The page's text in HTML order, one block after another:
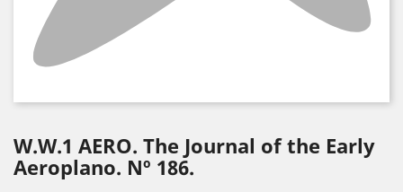
W.W.1 AERO. The Journal of the Early
Aeroplano. Nº 186.